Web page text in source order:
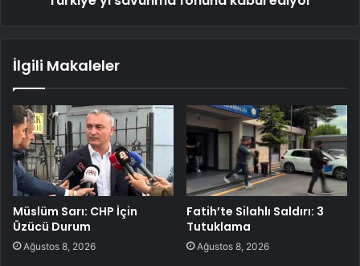
İlgili Makaleler
Müslüm Sarı: CHP İçin
Üzücü Durum
Ağustos 8, 2026
Fatih’te Silahlı Saldırı: 3
Tutuklama
Ağustos 8, 2026